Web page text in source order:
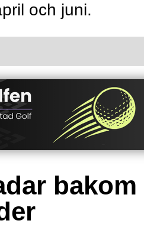
och juni.
bakom